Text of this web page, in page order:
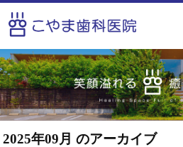
2025年09月 のアーカイブ